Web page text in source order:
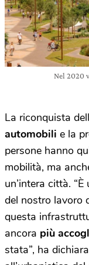
Nel 2020
La riconquista
automobili e la
persone hanno
mobilità, ma
un’intera città.
del nostro lavoro
questa
ancora più
stata”, ha